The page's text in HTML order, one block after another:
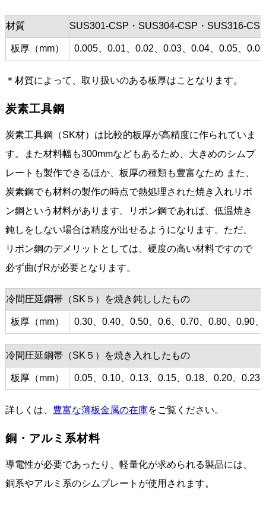
材質 SUS301-CSP・SUS304-CSP・SUS316-
板厚（mm） 0.005、0.01、0.02、0.03、0.04、0.05、
＊材質によって、取り扱いのある板厚はことなります。
炭素工具鋼
炭素工具鋼（SK材）は比較的板厚が高精度に作られていま
す。また材料幅も300mmなどもあるため、大きめのシムプ
レートも製作できるほか、板厚の種類も豊富なため また、
炭素鋼でも材料の製作の時点で熱処理された焼き入れリボ
ン鋼という材料があります。リボン鋼であれば、低温焼き
鈍しをしない場合は精度が出せるようになります。ただ、
リボン鋼のデメリットとしては、硬度の高い材料ですので
必ず曲げRが必要となります。
冷間圧延鋼帯（SK５）を焼き鈍ししたもの
板厚（mm） 0.30、0.40、0.50、0.6、0.70、0.80、0.90
冷間圧延鋼帯（SK５）を焼き入れしたもの
板厚（mm） 0.05、0.10、0.13、0.15、0.18、0.20、
詳しくは、 豊富な薄板金属の在庫をご覧ください。
銅・アルミ系材料
導電性が必要であったり、軽量化が求められる製品には、
銅系やアルミ系のシムプレートが使用されます。